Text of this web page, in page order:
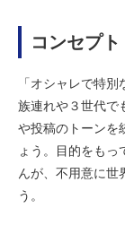
コンセプ
「オシャレで特
族連れや３世代で
や投稿のトーンを
ょう。目的をも
んが、不用意に世
う。